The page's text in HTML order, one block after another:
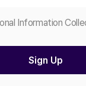
Information
Sign Up